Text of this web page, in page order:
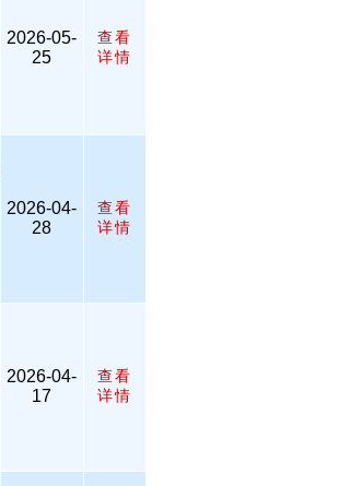
2026-05-
25
查看
详情
2026-04-
28
查看
详情
2026-04-
17
查看
详情